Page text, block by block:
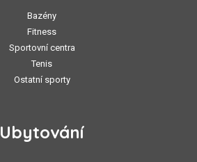
Bazény
Fitness
Sportovní centra
Tenis
Ostatní sporty
Ubytování